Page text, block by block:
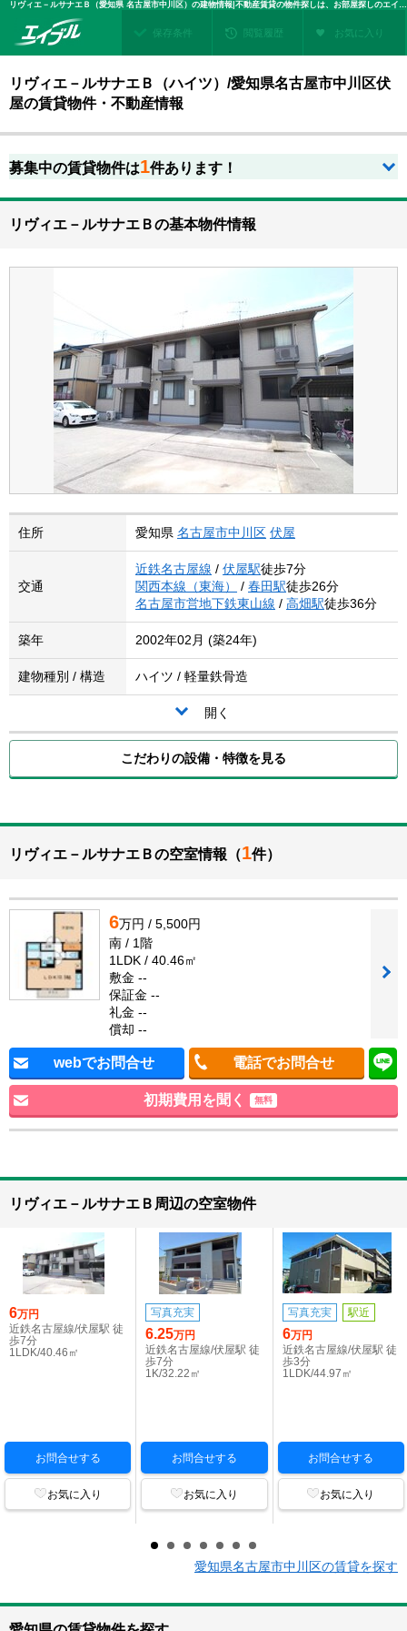
リヴィエ－ルサナエＢ（愛知県 名古屋市中川区）の建物情報|不動産賃貸の物件探しは、お部屋探しのエイブル
保存条件 閲覧履歴 お気に入り
リヴィエ－ルサナエＢ（ハイツ）/愛知県名古屋市中川区伏
屋の賃貸物件・不動産情報
募集中の賃貸物件は 1 件あります！
リヴィエ－ルサナエＢの基本物件情報
住所 愛知県 名古屋市中川区 伏屋
交通
近鉄名古屋線 / 伏屋駅徒歩7分
関西本線（東海）
/ 春田駅徒歩26分
名古屋市営地下鉄東山線 / 高畑駅徒歩36分
築年 2002年02月 (築24年)
建物種別 / 構造 ハイツ / 軽量鉄骨造
開く
こだわりの設備・特徴を見る
リヴィエ－ルサナエＢの空室情報（1件）
6万円 / 5,500円
南 / 1階
1LDK / 40.46㎡
敷金 --
保証金 --
礼金 --
償却 --
webでお問合せ 電話でお問合せ
初期費用を聞く 無料
リヴィエ－ルサナエＢ周辺の空室物件
6万円
近鉄名古屋線/伏屋駅 徒
歩7分
1LDK/40.46㎡
お問合せする
お気に入り
写真充実
6.25万円
近鉄名古屋線/伏屋駅 徒
歩7分
1K/32.22㎡
お問合せする
お気に入り
写真充実 駅近
6万円
近鉄名古屋線/伏屋駅 徒
歩3分
1LDK/44.97㎡
お問合せする
お気に入り
愛知県名古屋市中川区の賃貸を探す